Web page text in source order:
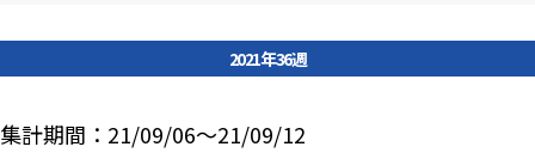
2021年36週
集計期間：21/09/06～21/09/12